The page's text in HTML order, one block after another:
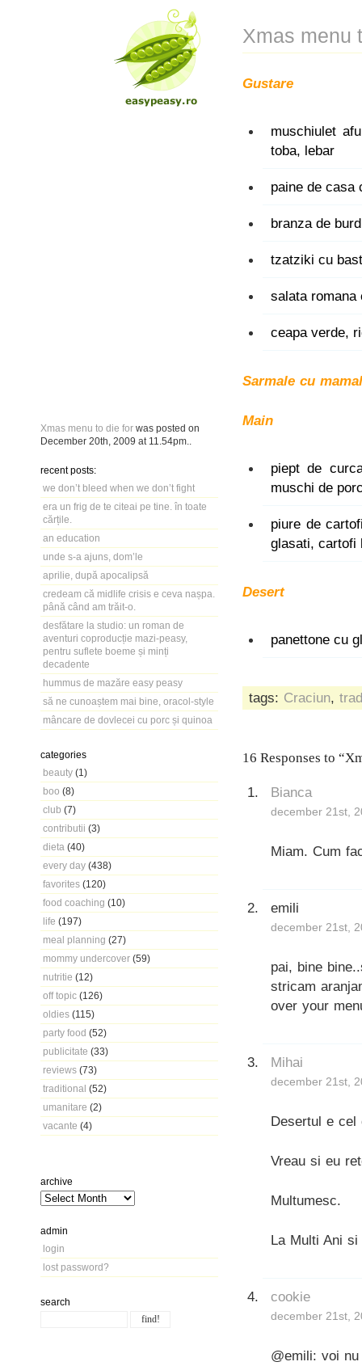
Xmas menu to die for was posted on
December 20th, 2009 at 11.54pm
recent posts:
we don’t bleed when we don’t fight
era un frig de te citeai pe tine. în toate
cărțile.
an education
unde s-a ajuns, dom’le
aprilie, după apocalipsă
credeam că midlife crisis e ceva nașpa.
până când am trăit-o.
desfătare la studio: un roman de
aventuri coproducție mazi-peasy,
pentru suflete boeme și minți
decadente
hummus de mazăre easy peasy
să ne cunoaștem mai bine, oracol-style
mâncare de dovlecei cu porc și quinoa
categories
beauty (1)
boo (8)
club (7)
contributii (3)
dieta (40)
every day (438)
favorites (120)
food coaching (10)
life (197)
meal planning (27)
mommy undercover (59)
nutritie (12)
off topic (126)
oldies (115)
party food (52)
publicitate (33)
reviews (73)
traditional (52)
umanitare (2)
vacante (4)
archive
admin
login
lost password?
search
Xmas menu
Gustare
muschiulet
toba, lebar
paine de casa
branza de
tzatziki cu
salata
ceapa verde,
Sarmale cu
Main
piept de
muschi de
piure de
glasati, cartofi
Desert
panettone cu
tags: Craciun,
16 Responses to
Bianca
december 21st,
Miam. Cum
emili
december 21st,
pai, bine
stricam
over your
Mihai
december 21st,
Desertul e cel
Vreau si eu
Multumesc.
La Multi Ani
cookie
december 21st,
@emili: voi